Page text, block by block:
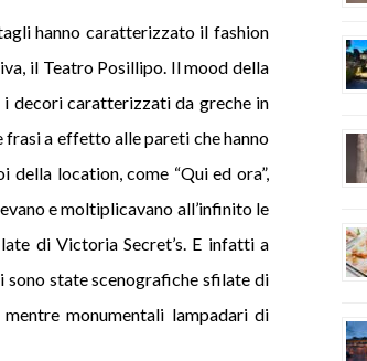
hanno caratterizzato il fashion
il Teatro Posillipo. Il mood della
i decori caratterizzati da greche in
frasi a effetto alle pareti che hanno
location, come “Qui ed ora”,
e moltiplicavano all’infinito le
di Victoria Secret’s. E infatti a
state scenografiche sfilate di
monumentali lampadari di